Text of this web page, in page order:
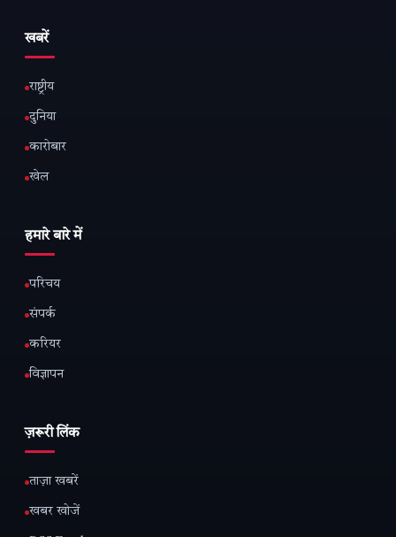
खबरें
राष्ट्रीय
दुनिया
कारोबार
खेल
हमारे बारे में
परिचय
संपर्क
करियर
विज्ञापन
ज़रूरी लिंक
ताज़ा खबरें
खबर खोजें